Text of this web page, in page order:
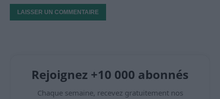
Rejoignez +10 000 abonnés
Chaque semaine, recevez gratuitement nos